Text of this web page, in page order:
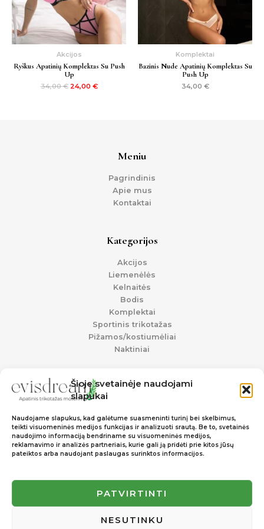
Šioje svetainėje naudojami
slapukai
Naudojame slapukus, kad galėtume suasmeninti turinį bei skelbimus,
teikti visuomeninės medijos funkcijas ir analizuoti srautą. Be to, svetainės
naudojimo informaciją bendriname su visuomeninės medijos,
reklamavimo ir analizės partneriais, kurie gali ją pridėti prie kitos jūsų
pateiktos arba naudojant paslaugas surinktos informacijos.
PATVIRTINTI
NESUTINKU
Akcijos
Ryškus Apatinių Komplektas Su Push
Up
34,00€ 24,00 €
Komplektai
Bazinis Nude Apatinių Komplektas Su
Push Up
34,00 €
Meniu
Pagrindinis
Apie mus
Kontaktai
Kategorijos
Akcijos
Liemenėlės
Kelnaitės
Bodis
Komplektai
Sportinis trikotažas
Pižamos/kostiumėliai
Naktiniai
Informacija
Privatumo politika
Slapukų politika
Facebook
Instagram